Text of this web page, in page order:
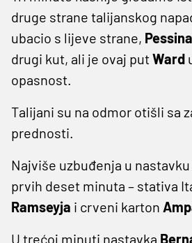
druge strane talijanskog
ubacio s lijeve strane, Pessina
drugi kut, ali je ovaj putWard
opasnost.
Talijani su na odmor otišli sa
prednosti.
Najviše uzbuđenja u
prvih deset minuta – stativa
Ramseyja i crveni karton
U trećoj minuti nastavka